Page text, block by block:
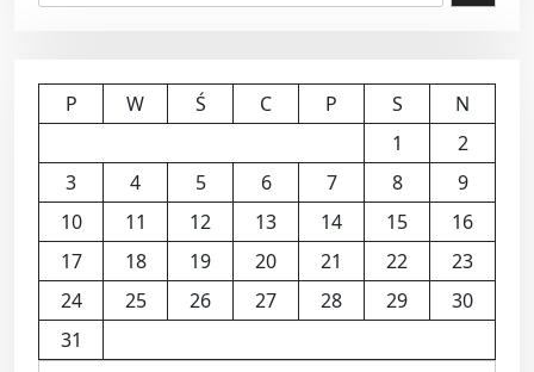
P W Ś C P S
N
1
2
3
4 5 6 7 8
9
10
11 12 13 14 15
16
17
18 19 20 21 22
23
24
25 26 27 28 29
30
31